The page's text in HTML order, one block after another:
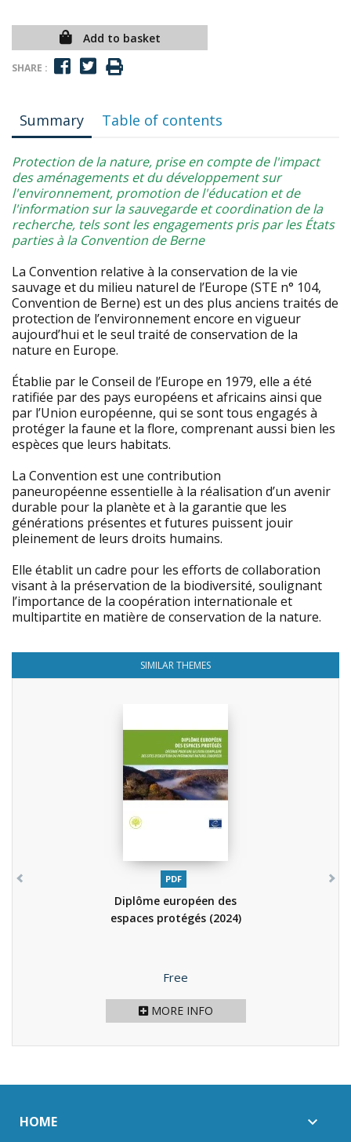
Add to basket
SHARE :
Summary Table of contents
Protection de la nature, prise en compte de l'impact
des aménagements et du développement sur
l'environnement, promotion de l'éducation et de
l'information sur la sauvegarde et coordination de la
recherche, tels sont les engagements pris par les États
parties à la Convention de Berne
La Convention relative à la conservation de la vie
sauvage et du milieu naturel de l’Europe (STE n° 104,
Convention de Berne) est un des plus anciens traités de
protection de l’environnement encore en vigueur
aujourd’hui et le seul traité de conservation de la
nature en Europe.
Établie par le Conseil de l’Europe en 1979, elle a été
ratifiée par des pays européens et africains ainsi que
par l’Union européenne, qui se sont tous engagés à
protéger la faune et la flore, comprenant aussi bien les
espèces que leurs habitats.
La Convention est une contribution
paneuropéenne essentielle à la réalisation d’un avenir
durable pour la planète et à la garantie que les
générations présentes et futures puissent jouir
pleinement de leurs droits humains.
Elle établit un cadre pour les efforts de collaboration
visant à la préservation de la biodiversité, soulignant
l’importance de la coopération internationale et
multipartite en matière de conservation de la nature.
SIMILAR THEMES
PDF
Diplôme européen des
espaces protégés (2024)
Price
Free
MORE INFO
HOME 